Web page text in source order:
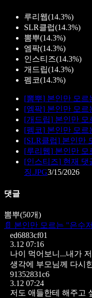
루리웹(14.3%)
SLR클럽(14.3%)
뽐뿌(14.3%)
엠팍(14.3%)
인스티즈(14.3%)
개드립(14.3%)
펨코(14.3%)
[뽐뿌] 본인만 모르
[엠팍] 본인만 모르
[개드립] 본인만 모
[펨코] 본인만 모르
[SLR클럽] 본인만
[루리웹] 본인만 모
[인스티즈] 현재 댓
징.JPG3/15/2026
댓글
뽐뿌(50개)
📄 본인만 모르는 "은수
ed6883cf01
3.12 07:16
나이 먹어보니...내가
생각에 부모님께 다시
91352831c6
3.12 07:24
저도 애들한테 해주고